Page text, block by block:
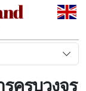
ครบวงจร